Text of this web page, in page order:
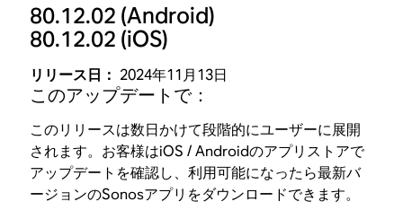
80.12.02 (Android)
80.12.02 (iOS)
リリース日： 2024年11月13日
このアップデートで：
このリリースは数日かけて段階的にユーザーに展開
されます。お客様はiOS / Androidのアプリストアで
アップデートを確認し、利用可能になったら最新バ
ージョンのSonosアプリをダウンロードできます。